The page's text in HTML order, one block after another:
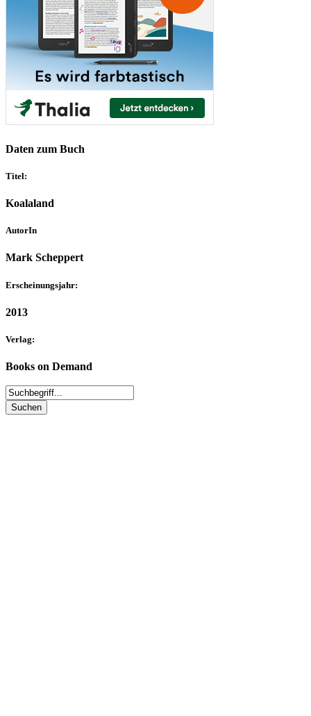
Daten zum Buch
Titel:
Koalaland
AutorIn
Mark Scheppert
Erscheinungsjahr:
2013
Verlag:
Books on Demand